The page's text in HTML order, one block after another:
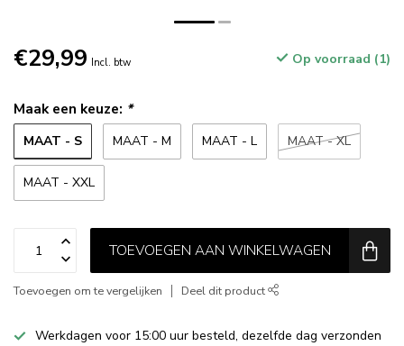
€29,99 Incl. btw Op voorraad (1)
Maak een keuze: *
MAAT - S MAAT - M MAAT - L MAAT - XL
MAAT - XXL
TOEVOEGEN AAN WINKELWAGEN
Toevoegen om te vergelijken Deel dit product
Werkdagen voor 15:00 uur besteld, dezelfde dag verzonden